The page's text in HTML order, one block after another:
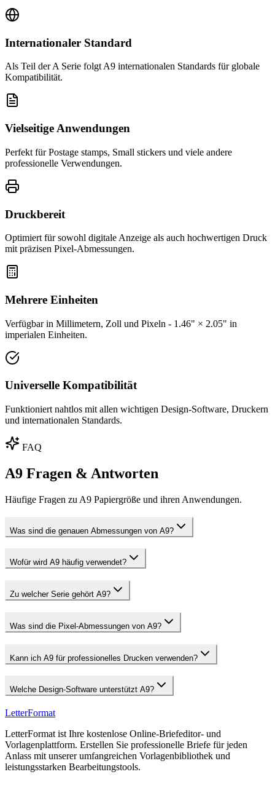
Internationaler Standard
Als Teil der A Serie folgt A9 internationalen Standards für globale
Kompatibilität.
Vielseitige Anwendungen
Perfekt für Postage stamps, Small stickers und viele andere
professionelle Verwendungen.
Druckbereit
Optimiert für sowohl digitale Anzeige als auch hochwertigen Druck
mit präzisen Pixel-Abmessungen.
Mehrere Einheiten
Verfügbar in Millimetern, Zoll und Pixeln - 1.46" × 2.05" in
imperialen Einheiten.
Universelle Kompatibilität
Funktioniert nahtlos mit allen wichtigen Design-Software, Druckern
und internationalen Standards.
FAQ
A9 Fragen & Antworten
Häufige Fragen zu A9 Papiergröße und ihren Anwendungen.
Was sind die genauen Abmessungen von A9?
Wofür wird A9 häufig verwendet?
Zu welcher Serie gehört A9?
Was sind die Pixel-Abmessungen von A9?
Kann ich A9 für professionelles Drucken verwenden?
Welche Design-Software unterstützt A9?
LetterFormat
LetterFormat ist Ihre kostenlose Online-Briefeditor- und
Vorlagenplattform. Erstellen Sie professionelle Briefe für jeden
Anlass mit unserer umfangreichen Vorlagenbibliothek und
leistungsstarken Bearbeitungstools.